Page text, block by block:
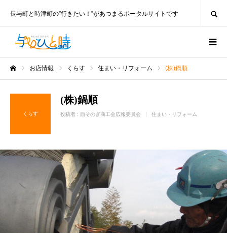
長与町と時津町の”行きたい！”があつまるポータルサイトです
お店情報 くらす 住まい・リフォーム (株)鍋順
くらす
(株)鍋順
投稿者 : 西そのぎ商工会広報委員会 住まい・リフォーム